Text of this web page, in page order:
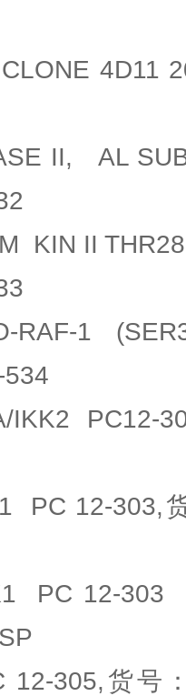
4D11
II, AL
KIN II
RAF-1
IKK2
PC 12-303,
PC 12-303
305,货号